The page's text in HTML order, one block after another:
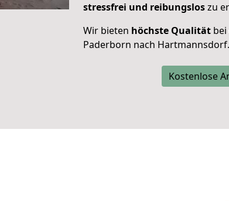
stressfrei und reibungsloszu
Wir bieten höchste Qualität
Paderborn nach Hartmannsdorf.
Kostenlose